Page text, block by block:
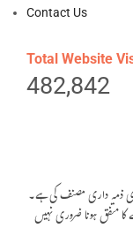
Contact Us
Total Website
482,842
ذمہ داری مصنف کی ہے۔
متفق ہونا ضروری نہیں